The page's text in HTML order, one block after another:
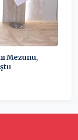
Mezunu,